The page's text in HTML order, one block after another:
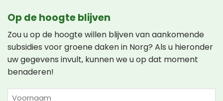
Op de hoogte blijven
Zou u op de hoogte willen blijven van aankomende
subsidies voor groene daken in Norg? Als u hieronder
uw gegevens invult, kunnen we u op dat moment
benaderen!
NAAM